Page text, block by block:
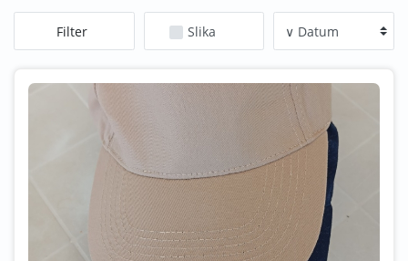
Filter Slika